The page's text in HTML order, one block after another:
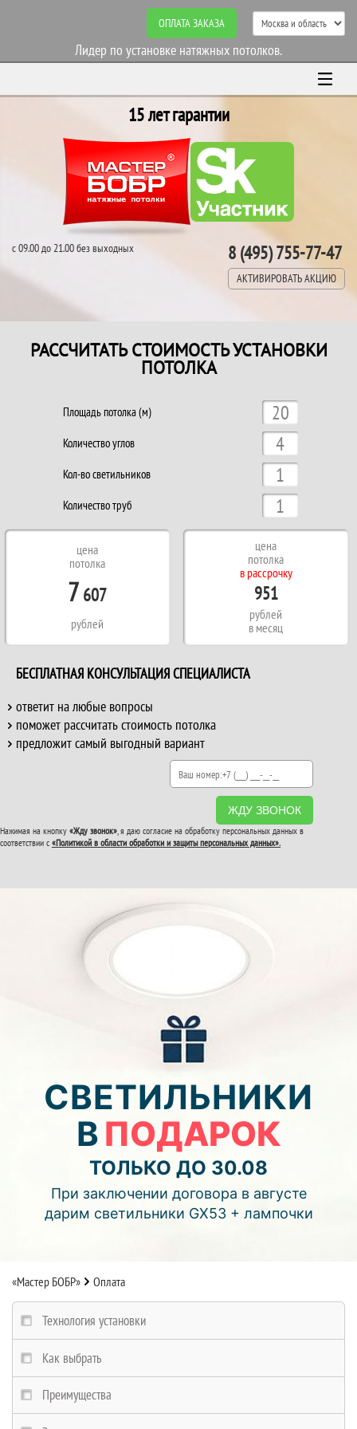
ОПЛАТА ЗАКАЗА
Лидер по установке натяжных потолков.
15 лет гарантии
с 09.00 до 21.00 без выходных 8 (495) 755-77-47
АКТИВИРОВАТЬ АКЦИЮ
ВТОРОЙ И ТРЕТИЙ
ПОТОЛОК
В ПОДАРОК!
До конца акции:
03 07 53
дней часов мин.
Подробнее об акции >>
Монтаж двухуровнего потолка
с фотопечатью и подсветкой (смотреть видео)
СВЕТИЛЬНИКИ
ВПОДАРОК
ТОЛЬКО ДО 30.08
При заключении договора в августе
дарим светильники GX53 + лампочки
РАССЧИТАТЬ СТОИМОСТЬ УСТАНОВКИ
ПОТОЛКА
Площадь потолка (м)
Количество углов
Кол-во светильников
Количество труб
цена
потолка
7 607
рублей
цена
потолка
в рассрочку
951
рублей
в месяц
БЕСПЛАТНАЯ КОНСУЛЬТАЦИЯ СПЕЦИАЛИСТА
ответит на любые вопросы
поможет рассчитать стоимость потолка
предложит самый выгодный вариант
ЖДУ ЗВОНОК
Нажимая на кнопку «Жду звонок», я даю согласие на обработку персональных данных в
соответствии с «Политикой в области обработки и защиты персональных данных».
«Мастер БОБР» Оплата
Технология установки
Как выбрать
Преимущества